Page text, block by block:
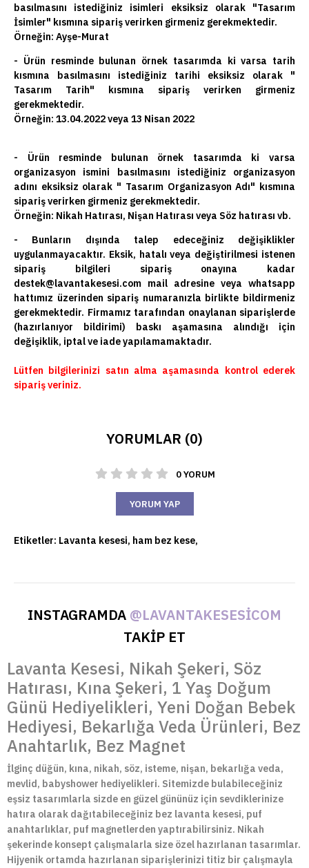
basılmasını istediğiniz isimleri eksiksiz olarak "Tasarım
İsimler" kısmına sipariş verirken girmeniz gerekmektedir.
Örneğin: Ayşe-Murat
- Ürün resminde bulunan örnek tasarımda ki varsa tarih
kısmına basılmasını istediğiniz tarihi eksiksiz olarak "
Tasarım Tarih" kısmına sipariş verirken girmeniz
gerekmektedir.
Örneğin: 13.04.2022 veya 13 Nisan 2022
- Ürün resminde bulunan örnek tasarımda ki varsa
organizasyon ismini basılmasını istediğiniz organizasyon
adını eksiksiz olarak " Tasarım Organizasyon Adı" kısmına
sipariş verirken girmeniz gerekmektedir.
Örneğin: Nikah Hatırası, Nişan Hatırası veya Söz hatırası vb.
- Bunların dışında talep edeceğiniz değişiklikler
uygulanmayacaktır. Eksik, hatalı veya değiştirilmesi istenen
sipariş bilgileri sipariş onayına kadar
destek@lavantakesesi.com mail adresine veya whatsapp
hattımız üzerinden sipariş numaranızla birlikte bildirmeniz
gerekmektedir. Firmamız tarafından onaylanan siparişlerde
(hazırlanıyor bildirimi) baskı aşamasına alındığı için
değişiklik, iptal ve iade yapılamamaktadır.
Lütfen bilgilerinizi satın alma aşamasında kontrol ederek
sipariş veriniz.
YORUMLAR (0)
0 YORUM
YORUM YAP
Etiketler: Lavanta kesesi, ham bez kese,
INSTAGRAMDA @LAVANTAKESESICOM
TAKİP ET
Lavanta Kesesi, Nikah Şekeri, Söz
Hatırası, Kına Şekeri, 1 Yaş Doğum
Günü Hediyelikleri, Yeni Doğan Bebek
Hediyesi, Bekarlığa Veda Ürünleri, Bez
Anahtarlık, Bez Magnet
İlginç düğün, kına, nikah, söz, isteme, nişan, bekarlığa veda,
mevlid, babyshower hediyelikleri. Sitemizde bulabileceğiniz
eşsiz tasarımlarla sizde en güzel gününüz için sevdiklerinize
hatıra olarak dağıtabileceğiniz bez lavanta kesesi, puf
anahtarlıklar, puf magnetlerden yaptırabilirsiniz. Nikah
şekerinde konsept çalışmalarla size özel hazırlanan tasarımlar.
Hijyenik ortamda hazırlanan siparişlerinizi titiz bir çalışmayla